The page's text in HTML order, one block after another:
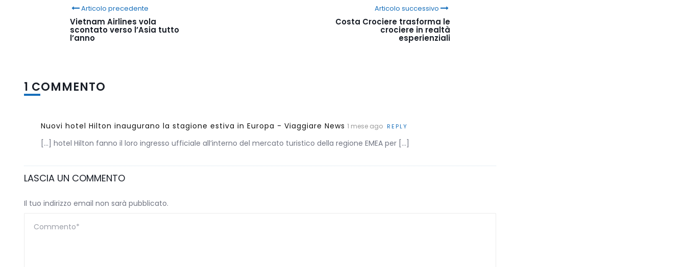
Articolo precedente
Vietnam Airlines vola
scontato verso l’Asia tutto
l’anno
Articolo successivo
Costa Crociere trasforma le
crociere in realtà
esperienziali
1 COMMENTO
Nuovi hotel Hilton inaugurano la stagione estiva in Europa - Viaggiare News 1 mese ago REPLY
[…] hotel Hilton fanno il loro ingresso ufficiale all’interno del mercato turistico della regione EMEA per […]
LASCIA UN COMMENTO
Il tuo indirizzo email non sarà pubblicato.